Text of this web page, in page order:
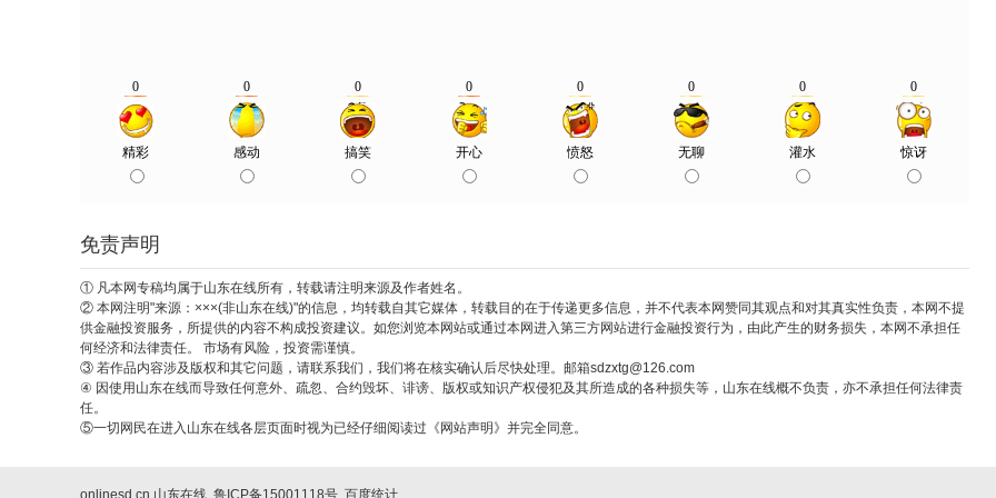
免责声明
① 凡本网专稿均属于山东在线所有，转载请注明来源及作者姓名。
② 本网注明"来源：×××(非山东在线)"的信息，均转载自其它媒体，转载目的在于传递更多信息，并不代表本网赞同其观点和对其真实性负责，本网不提
供金融投资服务，所提供的内容不构成投资建议。如您浏览本网站或通过本网进入第三方网站进行金融投资行为，由此产生的财务损失，本网不承担任
何经济和法律责任。 市场有风险，投资需谨慎。
③ 若作品内容涉及版权和其它问题，请联系我们，我们将在核实确认后尽快处理。邮箱sdzxtg@126.com
④ 因使用山东在线而导致任何意外、疏忽、合约毁坏、诽谤、版权或知识产权侵犯及其所造成的各种损失等，山东在线概不负责，亦不承担任何法律责
任。
⑤一切网民在进入山东在线各层页面时视为已经仔细阅读过《网站声明》并完全同意。
onlinesd.cn 山东在线 鲁ICP备15001118号 百度统计